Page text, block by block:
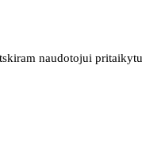
naudotojui